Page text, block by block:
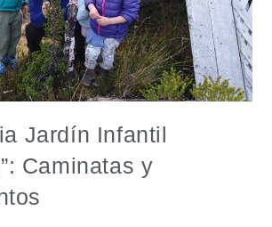
Jardín Infantil
Caminatas y